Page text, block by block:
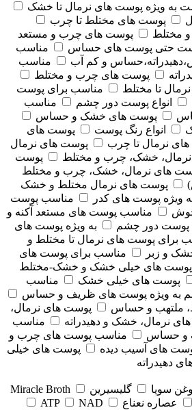
به ویژه پوست های نرمال تا خشک
پوست های مختلط تا چرب
مختلط
پوست های چرب و مستعد
حتی پوست های حساس
مناسب
و کم آب
مناسب
پوست های چرب و مختلط
تا مختلط
مناسب برای پوست
انواع پوست دور چشم
مناسب
پوست های خشک و حساس
انواع رنگ پوست
پوست های
نرمال تا چرب
پوست های نرمال
خشک، چرب و مختلط
پوست
های نرمال، خشک، چرب و مختلط
پوست های نرمال مختلط و خشک
ویژه پوست های کدر
مناسب پوست
مناسب پوست های مستعد آکنه و
پوست دور چشم
به ویژه پوست های
برای پوست های نرمال تا مختلط و
و زبر
مناسب برای پوست های
پوست های خیلی خشک و خشک-مختلط
پوست های خیلی خشک
مناسب
به ویژه پوست های ظریف و حساس
ملتهب و حساس
پوست های نرمال،
نرمال، خشک و دهیدراته
مناسب
و حساس
مناسب پوست های چرب و
های آسیب دیده
پوست های خیلی
دهیدراته
سویا گلیسیرین
Miracle Broth
عصاره نعناع ATP
NAD